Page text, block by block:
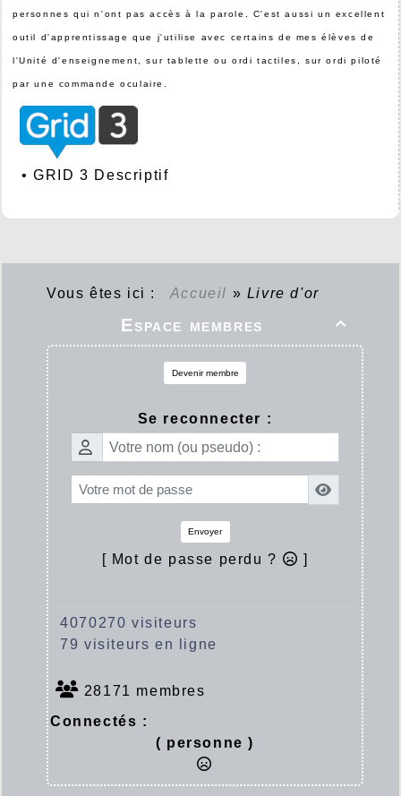
personnes qui n'ont pas accès à la parole. C'est aussi un excellent
outil d'apprentissage que j'utilise avec certains de mes élèves de
l'Unité d'enseignement, sur tablette ou ordi tactiles, sur ordi piloté
par une commande oculaire.
•GRID 3 Descriptif
Vous êtes ici : Accueil » Livre d'or

Espace membres
Devenir membre
Se reconnecter :
Envoyer
[ Mot de passe perdu ? ]
4070270 visiteurs
79 visiteurs en ligne
28171 membres
Connectés :
( personne )